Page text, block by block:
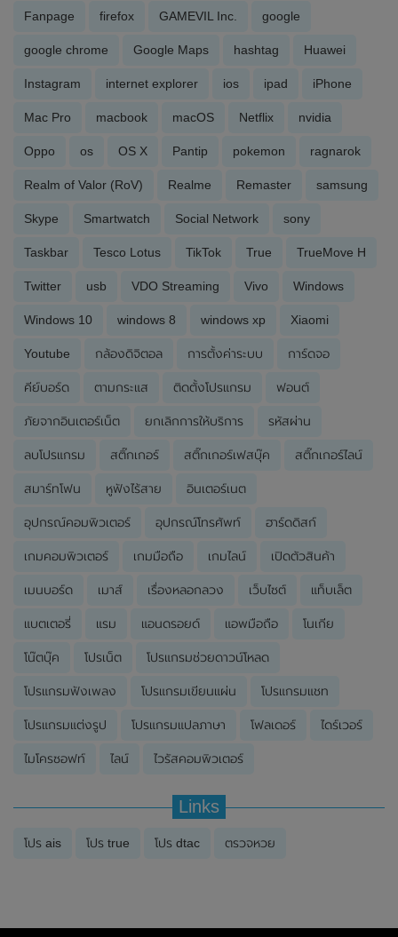
Fanpage firefox GAMEVIL Inc. google
google chrome Google Maps hashtag Huawei
Instagram internet explorer ios ipad iPhone
Mac Pro macbook macOS Netflix nvidia
Oppo os OS X Pantip pokemon ragnarok
Realm of Valor (RoV) Realme Remaster samsung
Skype Smartwatch Social Network sony
Taskbar Tesco Lotus TikTok True TrueMove H
Twitter usb VDO Streaming Vivo Windows
Windows 10 windows 8 windows xp Xiaomi
Youtube กล้องดิจิตอล การตั้งค่าระบบ การ์ดจอ
คีย์บอร์ด ตามกระแส ติดตั้งโปรแกรม ฟอนต์
ภัยจากอินเตอร์เน็ต ยกเลิกการให้บริการ รหัสผ่าน
ลบโปรแกรม สติ๊กเกอร์ สติ๊กเกอร์เฟสบุ๊ค สติ๊กเกอร์ไลน์
สมาร์ทโฟน หูฟังไร้สาย อินเตอร์เนต
อุปกรณ์คอมพิวเตอร์ อุปกรณ์โทรศัพท์ ฮาร์ดดิสก์
เกมคอมพิวเตอร์ เกมมือถือ เกมไลน์ เปิดตัวสินค้า
เมนบอร์ด เมาส์ เรื่องหลอกลวง เว็บไซต์ แท็บเล็ต
แบตเตอรี่ แรม แอนดรอยด์ แอพมือถือ โนเกีย
โน๊ตบุ๊ค โปรเน็ต โปรแกรมช่วยดาวน์โหลด
โปรแกรมฟังเพลง โปรแกรมเขียนแผ่น โปรแกรมแชท
โปรแกรมแต่งรูป โปรแกรมแปลภาษา โฟลเดอร์ ไดร์เวอร์
ไมโครซอฟท์ ไลน์ ไวรัสคอมพิวเตอร์
Links
โปร ais โปร true โปร dtac ตรวจหวย